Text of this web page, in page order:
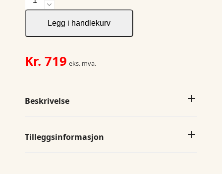
Explore
Power
Fleece
W
antall
Legg i handlekurv
Kr. 719 eks. mva.
Beskrivelse
Tilleggsinformasjon